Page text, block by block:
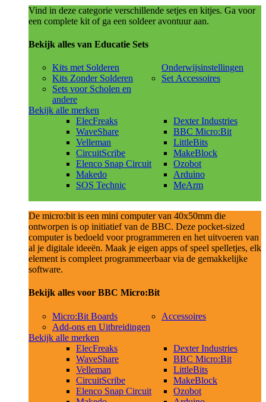
Vind in deze categorie verschillende setjes en kitjes. Ga voor
een complete kit of ga een soldeer avontuur aan.
Bekijk alles van Educatie Sets
Kits met Solderen
Kits Zonder Solderen
Sets voor Scholen en
andere
Onderwijsinstellingen
Set Accessoires
Bekijk alle merken
ElecFreaks
WaveShare
Velleman
CircuitScribe
Elenco Snap Circuit
Makedo
SOS Technic
Dexter Industries
BBC Micro:Bit
LittleBits
MakeBlock
Ozobot
Arduino
MeArm
De micro:bit is een mini computer van 40x50mm die
ontworpen is op initiatief van de BBC. Deze pocket-sized
computer is bedoeld voor programmeren en het uitvoeren van
al je digitale ideeën. Maak je eigen apps of speel spelletjes, elk
element is compleet programmeerbaar via de gemakkelijke
software.
Bekijk alles voor BBC Micro:Bit
Micro:Bit Boards
Add-ons en Uitbreidingen
Accessoires
Bekijk alle merken
ElecFreaks
WaveShare
Velleman
CircuitScribe
Elenco Snap Circuit
Dexter Industries
BBC Micro:Bit
LittleBits
MakeBlock
Ozobot